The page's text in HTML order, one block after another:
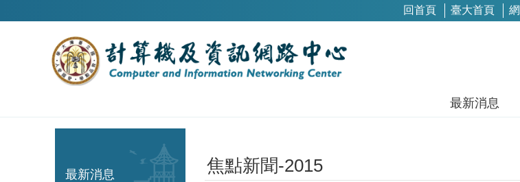
回首頁 臺大首頁
最新消息
最新消息 焦點新聞-2015